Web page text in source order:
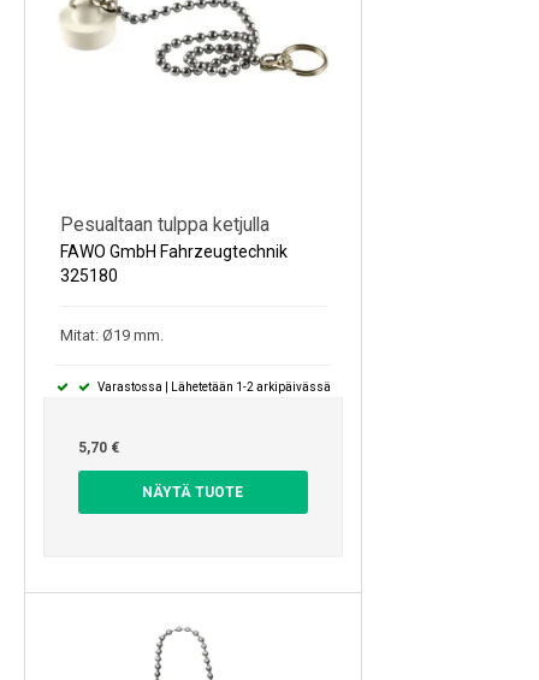
Pesualtaan tulppa ketjulla
FAWO GmbH Fahrzeugtechnik
325180
Mitat: Ø19 mm.
Varastossa | Lähetetään 1-2 arkipäivässä
5,70 €
NÄYTÄ TUOTE